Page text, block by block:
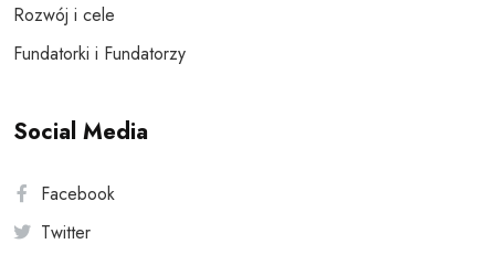
Rozwój i cele
Fundatorki i Fundatorzy
Social Media
Facebook
Twitter